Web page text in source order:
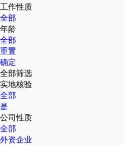
工作性质
全部
年龄
全部
重置
确定
全部筛选
实地核验
全部
是
公司性质
全部
外资企业